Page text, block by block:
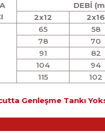
DEBİ
2x12 2x16
65 58
78 70
91 82
104 94
115 102
Genleşme Tankı